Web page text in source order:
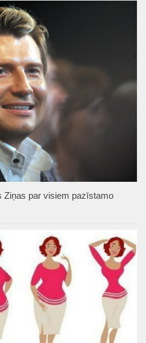
Ziņas par visiem pazīstamo